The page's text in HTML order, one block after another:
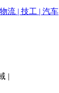
流 | 技工 | 汽车
|